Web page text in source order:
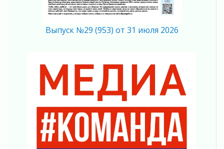
Ленобласть внедрила передовую подготовку
операторов БПЛА
02 августа 2026
Юхла, мука, кантеле и Водяной
01 августа 2026
Лето катится с горки
01 августа 2026
В Ленобласти открылась экспозиция к 150-
летию Билибина
01 августа 2026
Выпуск №29 (953) от 31 июля 2026